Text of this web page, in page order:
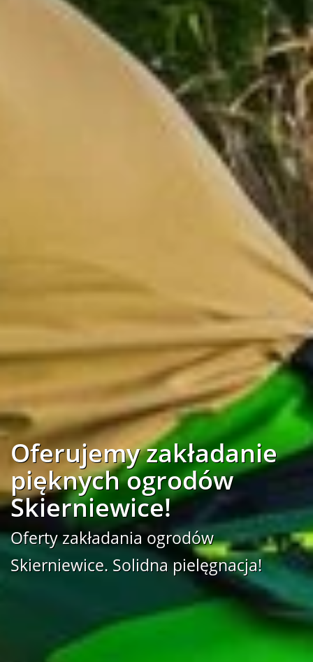
Oferujemy zakładanie
pięknych ogrodów
Skierniewice!
Oferty zakładania ogrodów
Skierniewice. Solidna pielęgnacja!